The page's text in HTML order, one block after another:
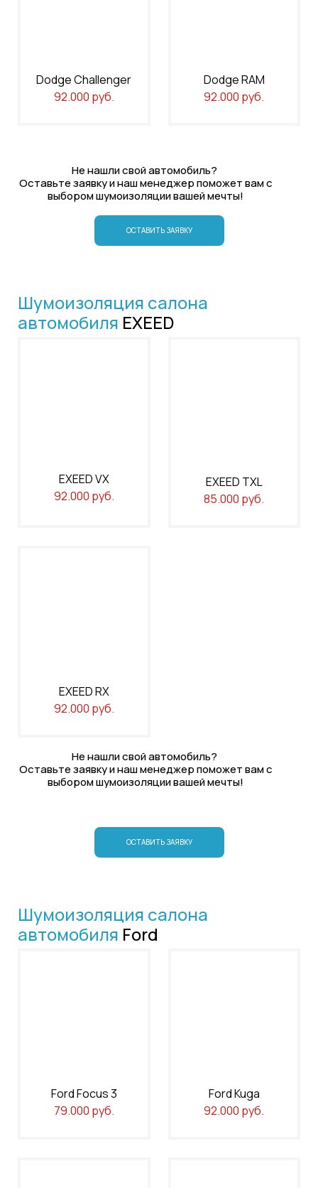
Dodge Challenger
92.000 руб.
Dodge RAM
92.000 руб.
ОСТАВИТЬ ЗАЯВКУ
Не нашли свой автомобиль?
Оставьте заявку и наш менеджер поможет вам с
выбором шумоизоляции вашей мечты!
EXEED VX
92.000 руб.
EXEED TXL
85.000 руб.
EXEED RX
92.000 руб.
ОСТАВИТЬ ЗАЯВКУ
Не нашли свой автомобиль?
Оставьте заявку и наш менеджер поможет вам с
выбором шумоизоляции вашей мечты!
Шумоизоляция салона
автомобиля EXEED
Ford Focus 3
79.000 руб.
Ford Kuga
92.000 руб.
Шумоизоляция салона
автомобиля Ford